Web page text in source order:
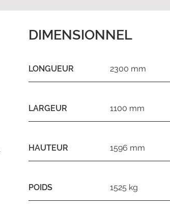
DIMENSIONNEL
LONGUEUR 2300 mm
LARGEUR 1100 mm
HAUTEUR 1596 mm
POIDS 1525 kg